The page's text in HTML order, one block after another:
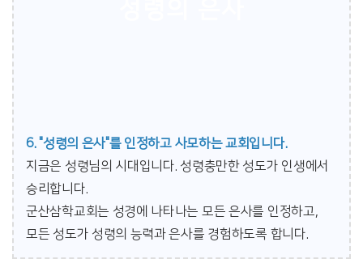
6. "성령의 은사"를 인정하고 사모하는 교회입니다.
지금은 성령님의 시대입니다. 성령충만한 성도가 인생에서
승리합니다.
군산삼학교회는 성경에 나타나는 모든 은사를 인정하고,
모든 성도가 성령의 능력과 은사를 경험하도록 합니다.